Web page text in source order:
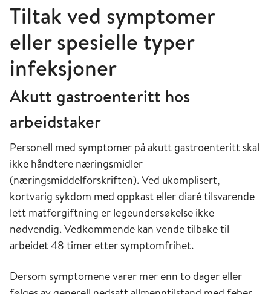
Tiltak ved symptomer
eller spesielle typer
infeksjoner
Akutt gastroenteritt hos
arbeidstaker
Personell med symptomer på akutt gastroenteritt skal
ikke håndtere næringsmidler
(næringsmiddelforskriften). Ved ukomplisert,
kortvarig sykdom med oppkast eller diaré tilsvarende
lett matforgiftning er legeundersøkelse ikke
nødvendig. Vedkommende kan vende tilbake til
arbeidet 48 timer etter symptomfrihet.
Dersom symptomene varer mer enn to dager eller